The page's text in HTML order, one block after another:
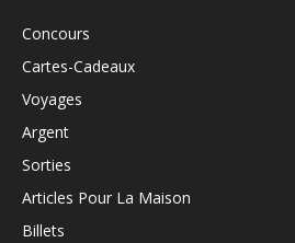
Concours
Cartes-Cadeaux
Voyages
Argent
Sorties
Articles Pour La Maison
Billets